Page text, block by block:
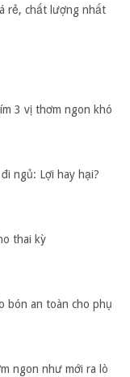
rẻ, chất lượng nhất
3 vị thơm ngon khó
ngủ: Lợi hay hại?
thai kỳ
bón an toàn cho phụ
ngon như mới ra lò